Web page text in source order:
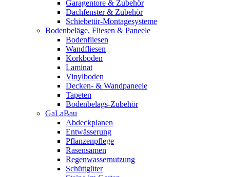
Garagentore & Zubehör
Dachfenster & Zubehör
Schiebetür-Montagesysteme
Bodenbeläge, Fliesen & Paneele
Bodenfliesen
Wandfliesen
Korkboden
Laminat
Vinylboden
Decken- & Wandpaneele
Tapeten
Bodenbelags-Zubehör
GaLaBau
Abdeckplanen
Entwässerung
Pflanzenpflege
Rasensamen
Regenwassernutzung
Schüttgüter